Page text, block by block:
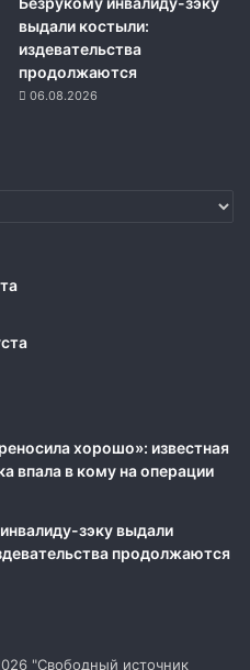
выдали костыли:
издевательства
продолжаются
06.08.2026
хорошо»: известная
впала в кому на операции
зэку выдали
продолжаются
"Свободный источник